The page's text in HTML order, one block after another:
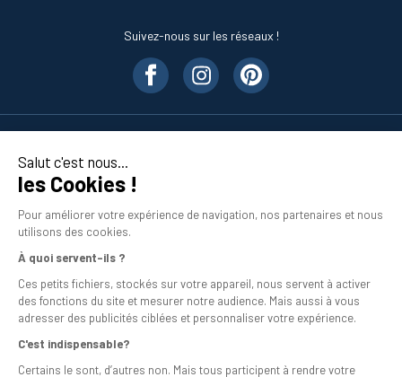
Salut c'est nous...
les Cookies !
Pour améliorer votre expérience de navigation, nos partenaires et nous
utilisons des cookies.
À quoi servent-ils ?
Ces petits fichiers, stockés sur votre appareil, nous servent à activer
des fonctions du site et mesurer notre audience. Mais aussi à vous
adresser des publicités ciblées et personnaliser votre expérience.
C'est indispensable?
Certains le sont, d’autres non. Mais tous participent à rendre votre
Suivez-nous sur les réseaux !
En savoir plus
Mentions légales